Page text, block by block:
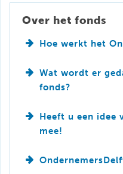
Over het fonds
Hoe werkt het
Wat wordt er
fonds?
Heeft u een idee
mee!